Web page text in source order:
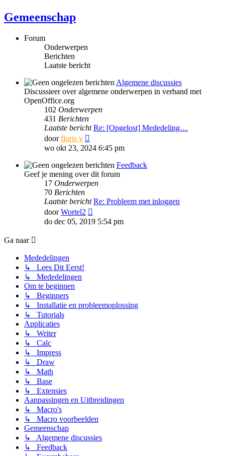
Gemeenschap
Forum
Onderwerpen
Berichten
Laatste bericht
Algemene discussies
Discussieer over algemene onderwerpen in verband met
OpenOffice.org
102 Onderwerpen
431 Berichten
Laatste bericht Re: [Opgelost] Mededeling…
doorfloris v
laatste
wo okt 23, 2024 6:45 pm
Feedback
Geef je mening over dit forum
17 Onderwerpen
70 Berichten
Laatste bericht Re: Probleem met inloggen
doorWortel2
laatste
bericht
do dec 05, 2019 5:54 pm
Ga naar
Mededelingen
↳ Lees Dit Eerst!
↳ Mededelingen
Om te beginnen
↳ Beginners
↳ Installatie en probleemoplossing
↳ Tutorials
Applicaties
↳ Writer
↳ Calc
↳ Impress
↳ Draw
↳ Math
↳ Base
↳ Extensies
Aanpassingen en Uitbreidingen
↳ Macro's
↳ Macro voorbeelden
Gemeenschap
↳ Algemene discussies
↳ Feedback